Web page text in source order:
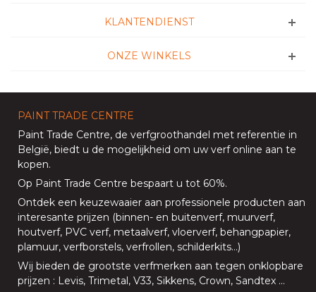
KLANTENDIENST
ONZE WINKELS
PAINT TRADE CENTRE
Paint Trade Centre, de verfgroothandel met referentie in
België, biedt u de mogelijkheid om uw verf online aan te
kopen.
Op Paint Trade Centre bespaart u tot 60%.
Ontdek een keuzewaaier aan professionele producten aan
interesante prijzen (binnen- en buitenverf, muurverf,
houtverf, PVC verf, metaalverf, vloerverf, behangpapier,
plamuur, verfborstels, verfrollen, schilderkits…)
Wij bieden de grootste verfmerken aan tegen onklopbare
prijzen : Levis, Trimetal, V33, Sikkens, Crown, Sandtex …